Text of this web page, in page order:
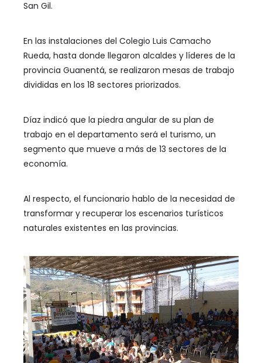
San Gil.
En las instalaciones del Colegio Luis Camacho
Rueda, hasta donde llegaron alcaldes y líderes de la
provincia Guanentá, se realizaron mesas de trabajo
divididas en los 18 sectores priorizados.
Díaz indicó que la piedra angular de su plan de
trabajo en el departamento será el turismo, un
segmento que mueve a más de 13 sectores de la
economía.
Al respecto, el funcionario hablo de la necesidad de
transformar y recuperar los escenarios turísticos
naturales existentes en las provincias.